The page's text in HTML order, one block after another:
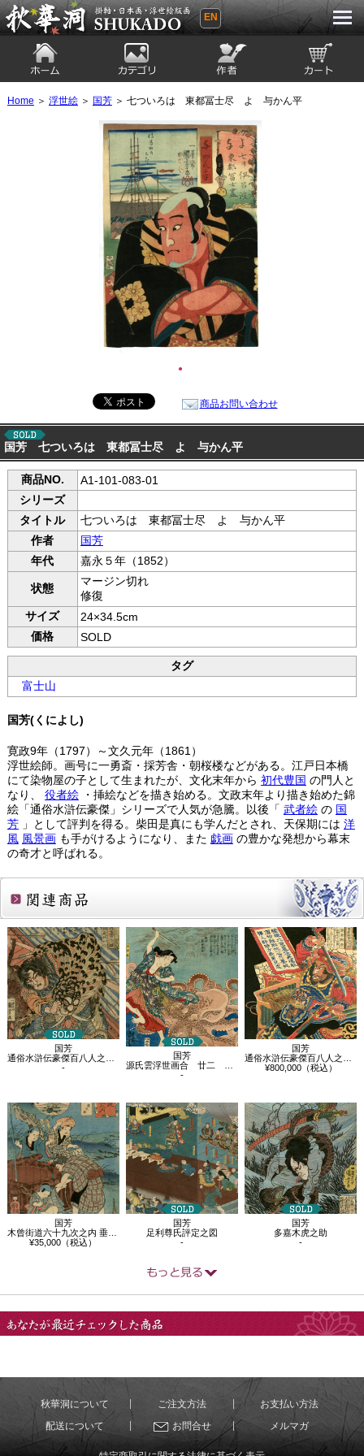
秋華洞 SHUKADO 掛軸・日本画・浮世
EN
Home ＞ 浮世絵＞ 国芳＞ 七ついろは 東都冨士尽 よ 与かん平
●
商品お問い合わせ
国芳 七ついろは 東都冨士尽 よ 与かん平
商品NO.
A1-101-083-01
シリーズ
タイトル
七ついろは 東都冨士尽 よ 与かん平
作者
国芳
年代
嘉永５年（1852）
状態
マージン切れ
修復
サイズ
24×34.5cm
価格
SOLD
タグ
富士山
国芳(くによし)
寛政9年（1797）～文久元年（1861）
浮世絵師。画号に一勇斎・採芳舎・朝桜楼などがある。江戸日本橋
にて染物屋の子として生まれたが、文化末年から 初代豊国 の門人と
なり、 役者絵・挿絵などを描き始める。文政末年より描き始めた錦
絵「通俗水滸伝豪傑」シリーズで人気が急騰。以後「 武者絵の 国
芳」として評判を得る。柴田是真にも学んだとされ、天保期には 洋
風 風景画も手がけるようになり、また 戯画の豊かな発想から幕末
の奇才と呼ばれる。
関連商品
国芳
通俗水滸伝豪傑百八人之一個 活閻羅阮小七
-
国芳
源氏雲浮世画合 廿二 玉葛 玉取蜑
-
国芳
通俗水滸伝豪傑百八人之一個 赤髪鬼劉唐
¥800,000（税込）
国芳
木曾街道六十九次之内 垂井 猿之助
¥35,000（税込）
国芳
足利尊氏評定之図
-
国芳
多嘉木虎之助
-
秋華洞について ご注文方法
お支払い方法
配送について
お問合せ メルマガ